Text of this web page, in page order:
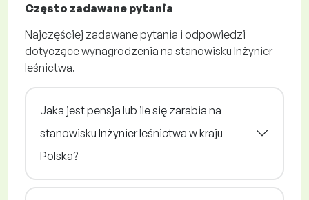
Często zadawane pytania
Najczęściej zadawane pytania i odpowiedzi
dotyczące wynagrodzenia na stanowisku Inżynier
leśnictwa.
Jaka jest pensja lub ile się zarabia na
stanowisku Inżynier leśnictwa w kraju
Polska?